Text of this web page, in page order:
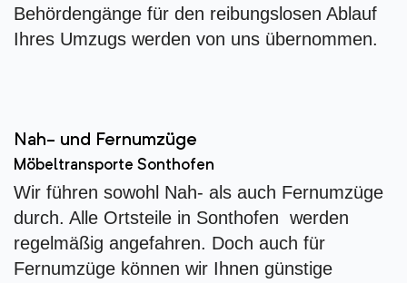
Behördengänge für den reibungslosen Ablauf
Ihres Umzugs werden von uns übernommen.
Nah- und Fernumzüge
Möbeltransporte Sonthofen
Wir führen sowohl Nah- als auch Fernumzüge
durch. Alle Ortsteile in Sonthofen werden
regelmäßig angefahren. Doch auch für
Fernumzüge können wir Ihnen günstige